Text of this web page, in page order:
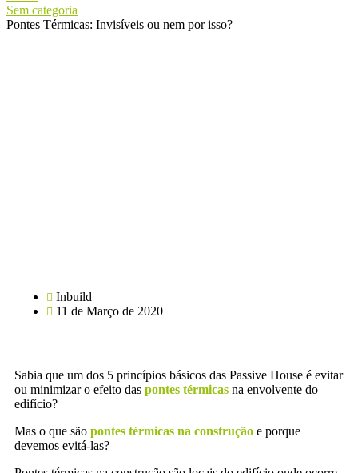
Sem categoria
Pontes Térmicas: Invisíveis ou nem por isso?
Inbuild
11 de Março de 2020
Sabia que um dos 5 princípios básicos das Passive House é evitar
ou minimizar o efeito das pontes térmicas na envolvente do
edifício?
Mas o que são pontes térmicas na construção e porque
devemos evitá-las?